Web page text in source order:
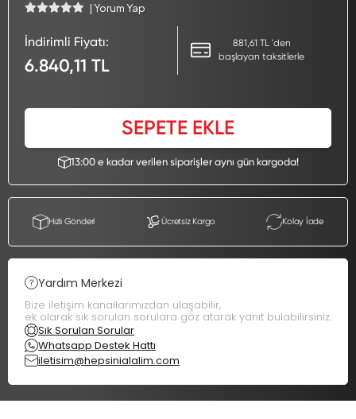
| Yorum Yap
İndirimli Fiyatı:
6.840,11 TL
881,61 TL 'den
başlayan taksitlerle
SEPETE EKLE
13:00 e kadar verilen siparişler aynı gün kargoda!
Hızlı Gönderi Ücretsiz Kargo Kolay İade
Yardım Merkezi
Bize iletişim kanallarımızdan ulaşabilir,
ek olarak sık sorulan sorulara göz atarak yanıt bulabilirsiniz.
Sık Sorulan Sorular
Whatsapp Destek Hattı
iletisim@hepsinialalim.com